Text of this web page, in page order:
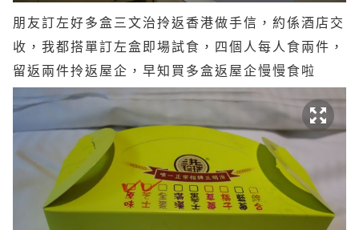
朋友訂左好多盒三文治拎返香港做手信，約係酒店交
收，我都搭單訂左盒即場試食，四個人每人食兩件，
留返兩件拎返屋企，早知買多盒返屋企慢慢食啦